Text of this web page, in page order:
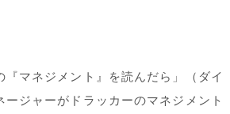
マネジメント』を読んだら」（ダイ
ジャーがドラッカーのマネジメント